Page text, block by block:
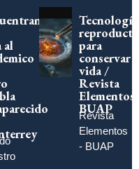
al para
conservar
vida /
Revista
Elementos
BUAP
Revista
Elementos
- BUAP